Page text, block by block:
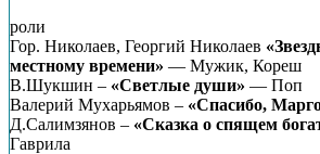
роли
Гор. Николаев, Георгий Николаев
местному времени» — Мужик, Кореш
В.Шукшин – «Светлые души» — Поп
Валерий Мухарьямов – «Спасибо,
Д.Салимзянов – «Сказка о спящем
Гаврила